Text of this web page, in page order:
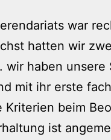
war
hatten wir
wir haben unsere
mit ihr erste
beim
ist